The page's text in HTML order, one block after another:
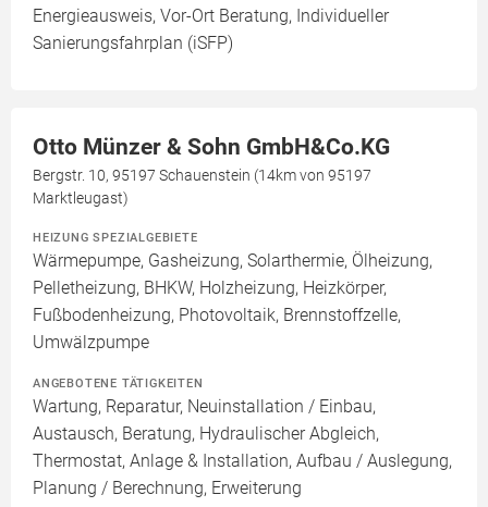
Energieausweis, Vor-Ort Beratung, Individueller
Sanierungsfahrplan (iSFP)
Otto Münzer & Sohn GmbH&Co.KG
Bergstr. 10, 95197 Schauenstein (14km von 95197
Marktleugast)
HEIZUNG SPEZIALGEBIETE
Wärmepumpe, Gasheizung, Solarthermie, Ölheizung,
Pelletheizung, BHKW, Holzheizung, Heizkörper,
Fußbodenheizung, Photovoltaik, Brennstoffzelle,
Umwälzpumpe
ANGEBOTENE TÄTIGKEITEN
Wartung, Reparatur, Neuinstallation / Einbau,
Austausch, Beratung, Hydraulischer Abgleich,
Thermostat, Anlage & Installation, Aufbau / Auslegung,
Planung / Berechnung, Erweiterung